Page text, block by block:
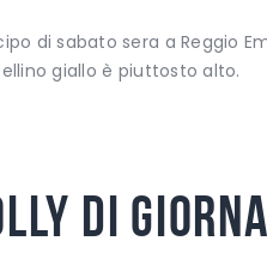
di sabato sera a Reggio
giallo è piuttosto alto.
di